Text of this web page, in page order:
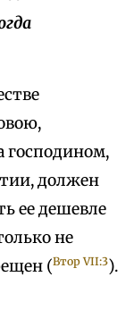
господином,
должен
ее дешевле
не
(Втор VII:3).